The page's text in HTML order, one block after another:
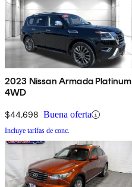
2023 Nissan Armada Platinum
4WD
$44,698 Buena oferta
Incluye tarifas de conc.